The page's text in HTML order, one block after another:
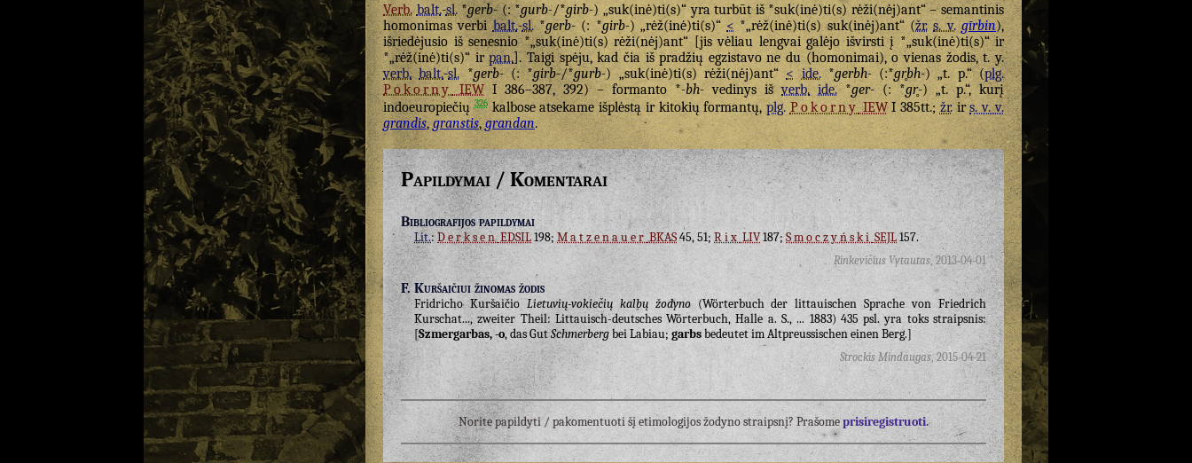
Verb. balt.-sl.*gerb-(: *gurb-/*girb-) „suk(inė)ti(s)“ yra turbūt iš *suk(inė)ti(s) rėži(nėj)ant“ – semantinis
homonimas verbibalt.-sl.*gerb-(: *girb-) „rėž(inė)ti(s)“<*„rėž(inė)ti(s) suk(inėj)ant“ (žr. s. v. gīrbin),
išriedėjusio iš senesnio *„suk(inė)ti(s) rėži(nėj)ant“ [jis vėliau lengvai galėjo išvirsti į *„suk(inė)ti(s)“ ir
*„rėž(inė)ti(s)“ irpan.]. Taigi spėju, kad čia iš pradžių egzistavo ne du (homonimai), o vienas žodis, t. y.
verb. balt.-sl.*gerb-(: *girb-/*gurb-) „suk(inė)ti(s) rėži(nėj)ant“< ide.*gerbh-(:*gr̥bh-) „t. p.“ (plg.
PokornyIEWI 386–387, 392) – formanto *-bh-vedinys išverb. ide.*ger-(: *gr̥-) „t. p.“, kurį
indoeuropiečių326kalbose atsekame išplėstą ir kitokių formantų,plg. PokornyIEWI 385tt.;žr.irs. v. v.
grandis,granstis,grandan.
Papildymai / Komentarai
Bibliografijos papildymai
Lit.:DerksenEDSIL198; MatzenauerBKAS45, 51;Rix LIV187; Smoczyński SEJL157.
Rinkevičius Vytautas ,2013-04-01
F. Kuršaičiui žinomas žodis
Fridricho KuršaičioLietuvių-vokiečių kalbų žodyno(Wörterbuch der littauischen Sprache von Friedrich
Kurschat..., zweiter Theil: Littauisch-deutsches Wörterbuch, Halle a. S., ... 1883) 435 psl. yra toks straipsnis:
[Szmergarbas, -o, das GutSchmerbergbei Labiau; garbsbedeutet im Altpreussischen einen Berg.]
Strockis Mindaugas ,2015-04-21
Norite papildyti / pakomentuoti šį etimologijos žodyno straipsnį? Prašomeprisiregistruoti.